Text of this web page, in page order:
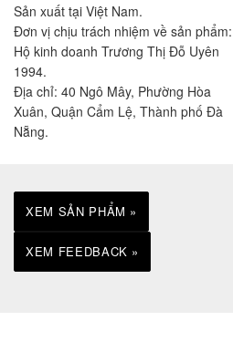
Sản xuất tại Việt Nam.
Đơn vị chịu trách nhiệm về sản phẩm:
Hộ kinh doanh Trương Thị Đỗ Uyên
1994.
Địa chỉ: 40 Ngô Mây, Phường Hòa
Xuân, Quận Cẩm Lệ, Thành phố Đà
Nẵng.
XEM SẢN PHẨM »
XEM FEEDBACK »